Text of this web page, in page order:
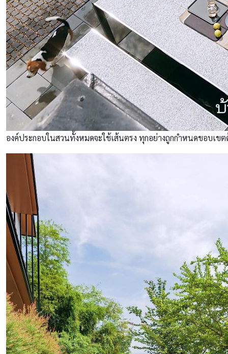
องค์ประกอบในสวนทั้งหมดจะใช้เส้นตรง ทุกอย่างถูกกำหนดขอบเข